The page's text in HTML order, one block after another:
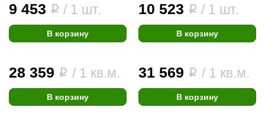
9 453 i / 1 шт.
В корзину
28 359 i / 1 кв.м.
В корзину
10 523 i / 1 шт.
В корзину
31 569 i / 1 кв.м.
В корзину